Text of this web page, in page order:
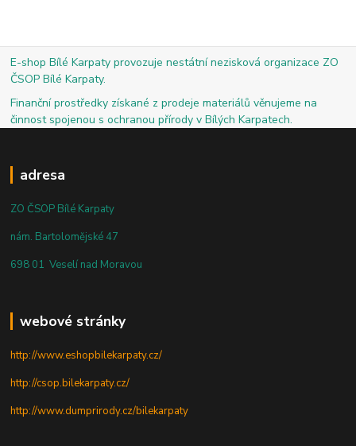
E-shop Bílé Karpaty provozuje nestátní nezisková organizace ZO
ČSOP Bílé Karpaty.
Finanční prostředky získané z prodeje materiálů věnujeme na
činnost spojenou s ochranou přírody v Bílých Karpatech.
adresa
ZO ČSOP Bílé Karpaty
nám. Bartolomějské 47
698 01 Veselí nad Moravou
webové stránky
http://www.eshopbilekarpaty.cz/
http://csop.bilekarpaty.cz/
http://www.dumprirody.cz/bilekarpaty